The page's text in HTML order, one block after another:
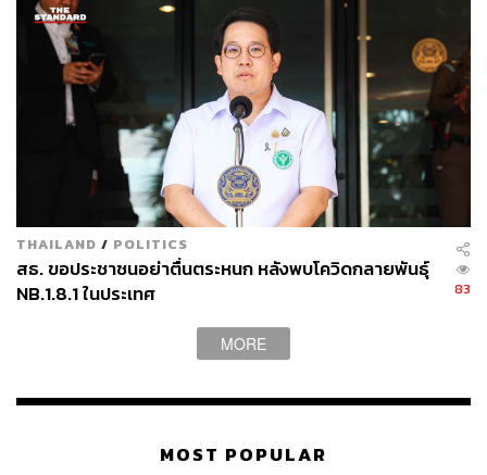
THAILAND / POLITICS
สธ. ขอประชาชนอย่าตื่นตระหนก หลังพบโควิดกลายพันธุ์
NB.1.8.1 ในประเทศ
83
MORE
MOST POPULAR